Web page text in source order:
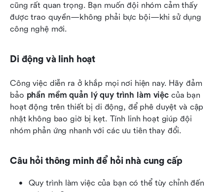
cũng rất quan trọng. Bạn muốn đội nhóm cảm thấy
được trao quyền—không phải bực bội—khi sử dụng
công nghệ mới.
Di động và linh hoạt
Công việc diễn ra ở khắp mọi nơi hiện nay. Hãy đảm
bảo phần mềm quản lý quy trình làm việc của bạn
hoạt động trên thiết bị di động, để phê duyệt và cập
nhật không bao giờ bị kẹt. Tính linh hoạt giúp đội
nhóm phản ứng nhanh với các ưu tiên thay đổi.
Câu hỏi thông minh để hỏi nhà cung cấp
Quy trình làm việc của bạn có thể tùy chỉnh đến